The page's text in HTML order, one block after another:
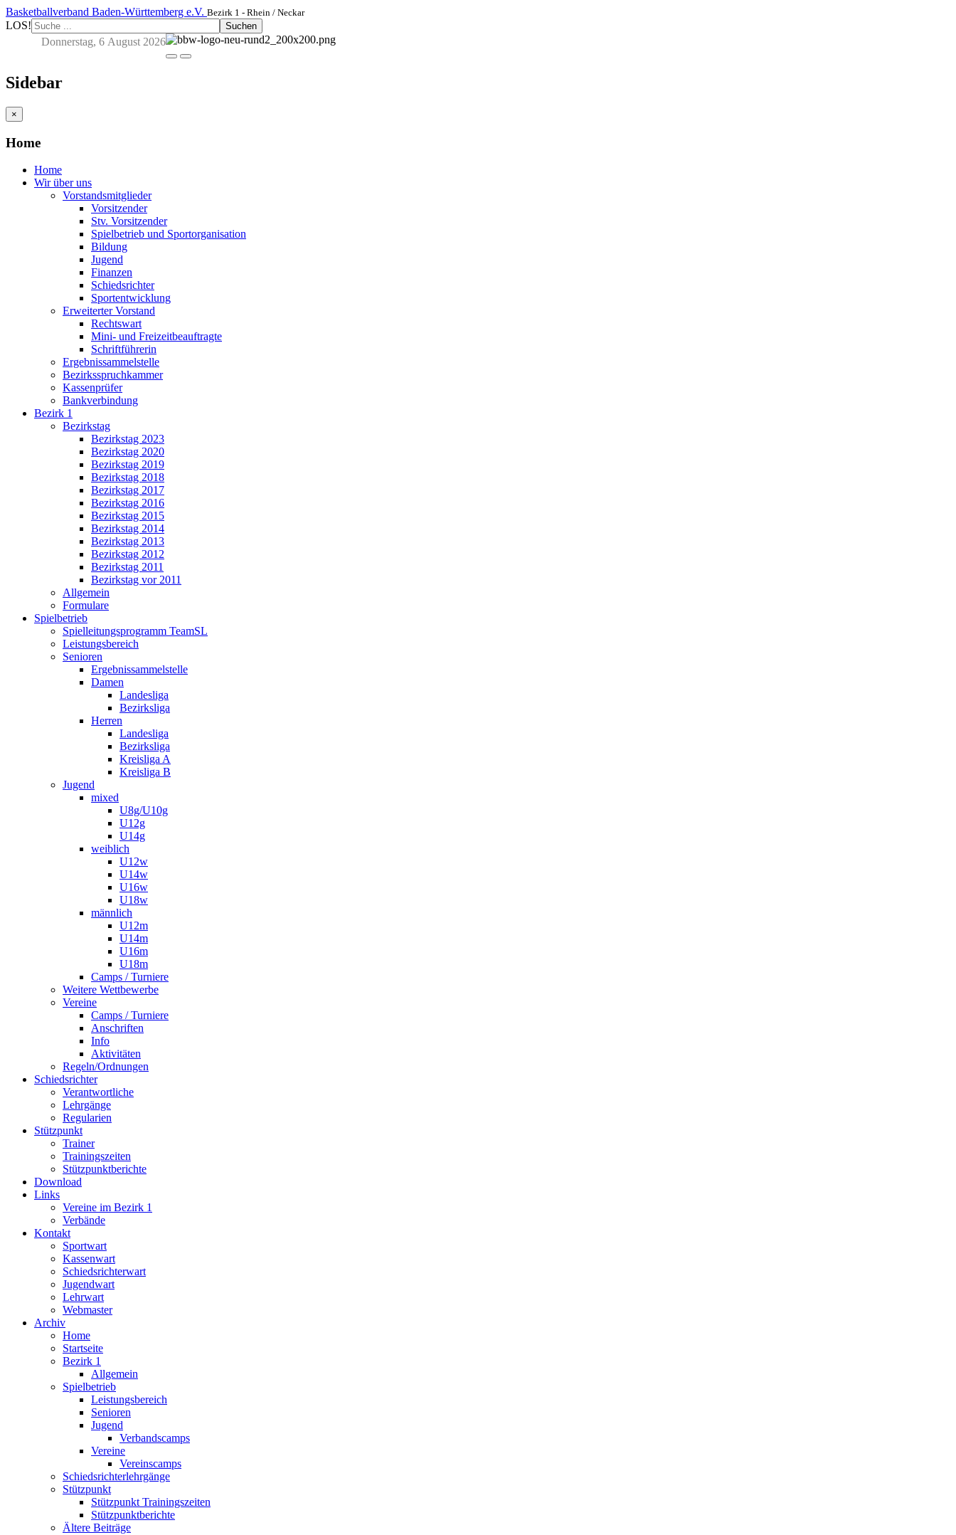
Basketballverband Baden-Württemberg e.V. Bezirk 1 - Rhein / Neckar
LOS! Suchen
Donnerstag, 6 August 2026
Sidebar
×
Home
Home
Wir über uns
Vorstandsmitglieder
Vorsitzender
Stv. Vorsitzender
Spielbetrieb und Sportorganisation
Bildung
Jugend
Finanzen
Schiedsrichter
Sportentwicklung
Erweiterter Vorstand
Rechtswart
Mini- und Freizeitbeauftragte
Schriftführerin
Ergebnissammelstelle
Bezirksspruchkammer
Kassenprüfer
Bankverbindung
Bezirk 1
Bezirkstag
Bezirkstag 2023
Bezirkstag 2020
Bezirkstag 2019
Bezirkstag 2018
Bezirkstag 2017
Bezirkstag 2016
Bezirkstag 2015
Bezirkstag 2014
Bezirkstag 2013
Bezirkstag 2012
Bezirkstag 2011
Bezirkstag vor 2011
Allgemein
Formulare
Spielbetrieb
Spielleitungsprogramm TeamSL
Leistungsbereich
Senioren
Ergebnissammelstelle
Damen
Landesliga
Bezirksliga
Herren
Landesliga
Bezirksliga
Kreisliga A
Kreisliga B
Jugend
mixed
U8g/U10g
U12g
U14g
weiblich
U12w
U14w
U16w
U18w
männlich
U12m
U14m
U16m
U18m
Camps / Turniere
Weitere Wettbewerbe
Vereine
Camps / Turniere
Anschriften
Info
Aktivitäten
Regeln/Ordnungen
Schiedsrichter
Verantwortliche
Lehrgänge
Regularien
Stützpunkt
Trainer
Trainingszeiten
Stützpunktberichte
Download
Links
Vereine im Bezirk 1
Verbände
Kontakt
Sportwart
Kassenwart
Schiedsrichterwart
Jugendwart
Lehrwart
Webmaster
Archiv
Home
Startseite
Bezirk 1
Allgemein
Spielbetrieb
Leistungsbereich
Senioren
Jugend
Verbandscamps
Vereine
Vereinscamps
Schiedsrichterlehrgänge
Stützpunkt
Stützpunkt Trainingszeiten
Stützpunktberichte
Ältere Beiträge